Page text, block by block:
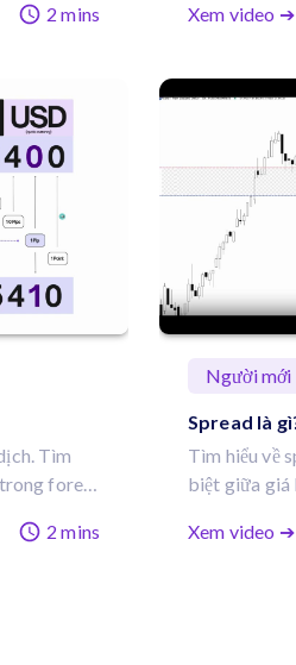
hoặc
2 mins
spread.
Xem video ➔
Tìm
forex
ảnh2 mins
Người mới
Spread là
Tìm hiểu về
biệt giữa giá
đến việc mở
Xem video ➔